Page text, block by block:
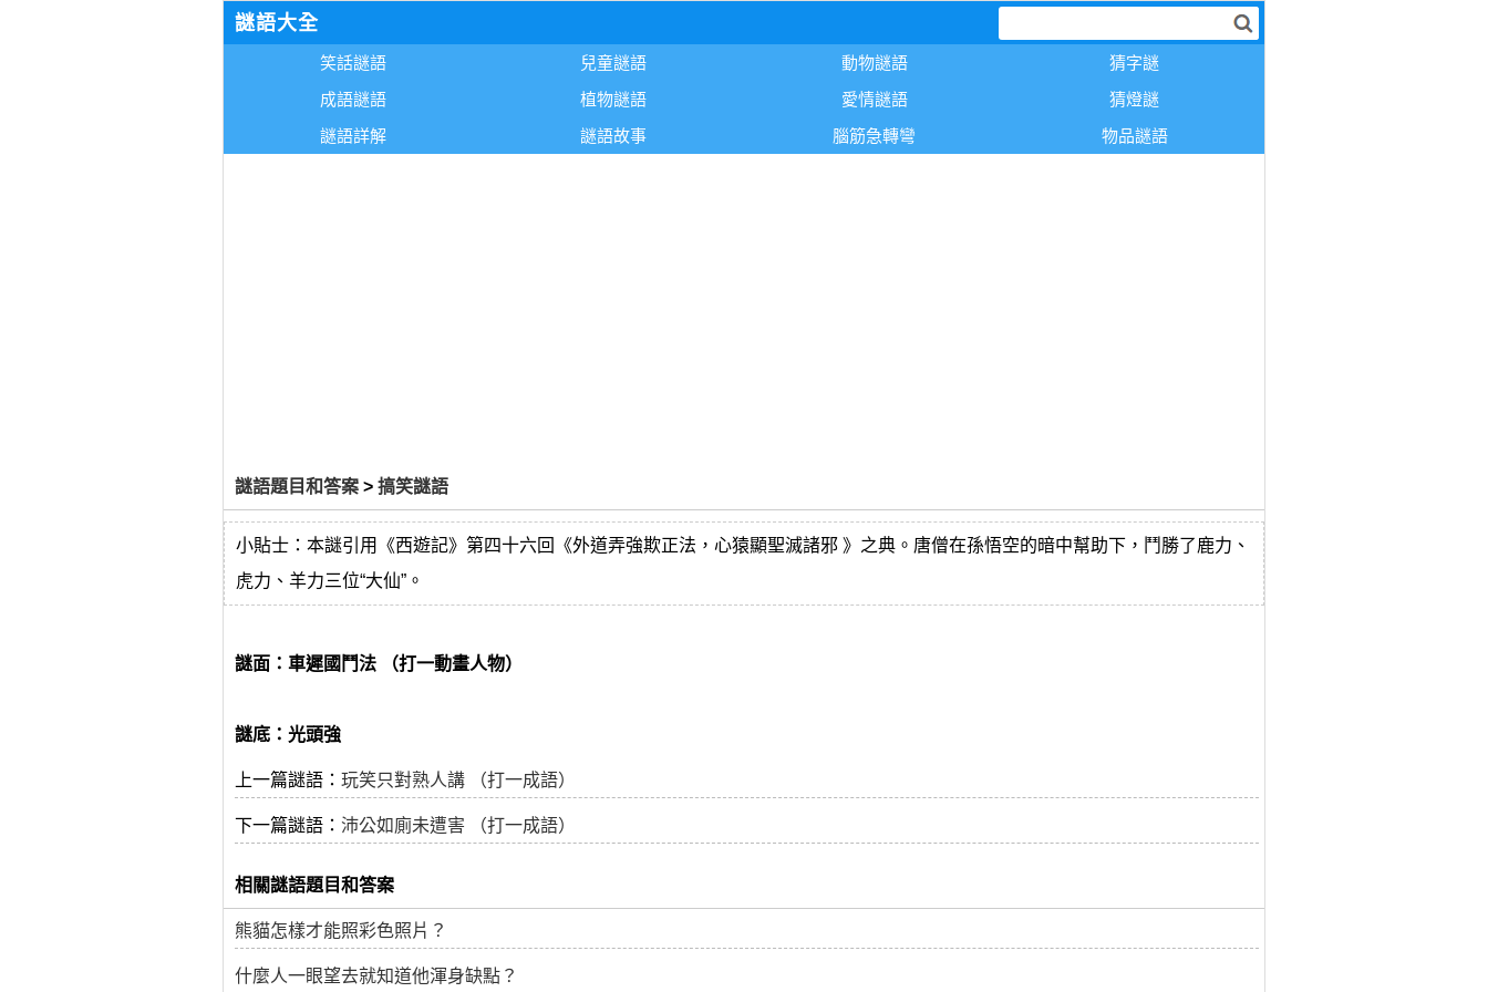
謎語大全
笑話謎語 兒童謎語 動物謎語
猜字謎
成語謎語
植物謎語 愛情謎語
猜燈謎
謎語詳解
謎語故事 腦筋急轉彎 物品謎語
謎語題目和答案> 搞笑謎語
小貼士：本謎引用《西遊記》第四十六回《外道弄強欺正法，心猿顯聖滅諸邪 》之典。唐僧在孫悟空的暗中幫助下，鬥勝了鹿力、
虎力、羊力三位“大仙”。
謎面：車遲國鬥法 （打一動畫人物）
謎底：光頭強
上一篇謎語： 玩笑只對熟人講 （打一成語）
下一篇謎語： 沛公如廁未遭害 （打一成語）
相關謎語題目和答案
熊貓怎樣才能照彩色照片？
什麼人一眼望去就知道他渾身缺點？